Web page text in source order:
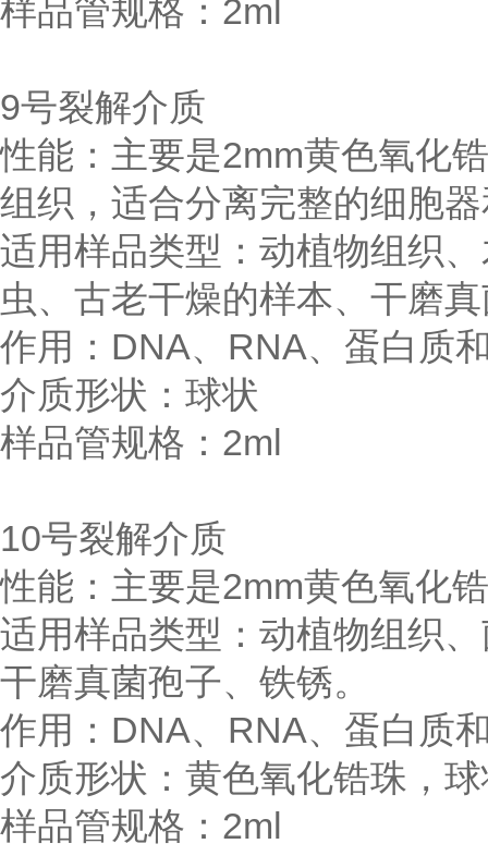
样品管规格：2ml
9号裂解介质
性能：主要是2mm黄色氧化
组织，适合分离完整的细胞
适用样品类型：动植物组织
虫、古老干燥的样本、干磨
作用：DNA、RNA、蛋白质
介质形状：球状
样品管规格：2ml
10号裂解介质
性能：主要是2mm黄色氧化
适用样品类型：动植物组织
干磨真菌孢子、铁锈。
作用：DNA、RNA、蛋白质
介质形状：黄色氧化锆珠，
样品管规格：2ml